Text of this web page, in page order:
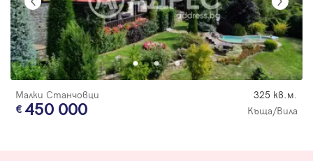
Малки Станчовци 325 кв.м.
450 000 Къща/Вила